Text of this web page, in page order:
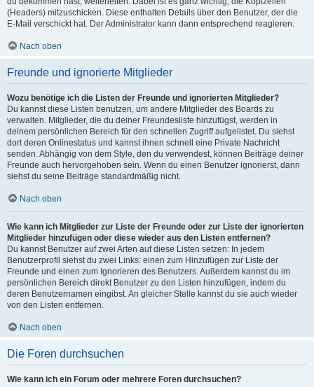
(Headers) mitzuschicken. Diese enthalten Details über den Benutzer, der die
E-Mail verschickt hat. Der Administrator kann dann entsprechend reagieren.
Nach oben
Freunde und ignorierte Mitglieder
Wozu benötige ich die Listen der Freunde und ignorierten Mitglieder?
Du kannst diese Listen benutzen, um andere Mitglieder des Boards zu
verwalten. Mitglieder, die du deiner Freundesliste hinzufügst, werden in
deinem persönlichen Bereich für den schnellen Zugriff aufgelistet. Du siehst
dort deren Onlinestatus und kannst ihnen schnell eine Private Nachricht
senden. Abhängig von dem Style, den du verwendest, können Beiträge deiner
Freunde auch hervorgehoben sein. Wenn du einen Benutzer ignorierst, dann
siehst du seine Beiträge standardmäßig nicht.
Nach oben
Wie kann ich Mitglieder zur Liste der Freunde oder zur Liste der ignorierten
Mitglieder hinzufügen oder diese wieder aus den Listen entfernen?
Du kannst Benutzer auf zwei Arten auf diese Listen setzen: In jedem
Benutzerprofil siehst du zwei Links: einen zum Hinzufügen zur Liste der
Freunde und einen zum Ignorieren des Benutzers. Außerdem kannst du im
persönlichen Bereich direkt Benutzer zu den Listen hinzufügen, indem du
deren Benutzernamen eingibst. An gleicher Stelle kannst du sie auch wieder
von den Listen entfernen.
Nach oben
Die Foren durchsuchen
Wie kann ich ein Forum oder mehrere Foren durchsuchen?